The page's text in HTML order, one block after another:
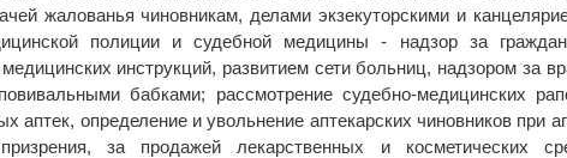
жалованья чиновникам, делами экзекуторскими и
полиции и судебной медицины - надзор за
инструкций, развитием сети больниц, надзором за
бабками; рассмотрение судебно-медицинских
аптек, определение и увольнение аптекарских чиновников при
за продажей лекарственных и косметических